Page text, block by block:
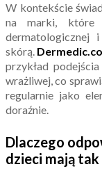
W kontekście
na marki, które
dermatologicznej
skórą.
przykład
wrażliwej, co
regularnie jako
doraźnie.
Dlaczego
dzieci mają tak